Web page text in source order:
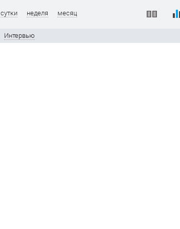
сутки неделя месяц
Интервью